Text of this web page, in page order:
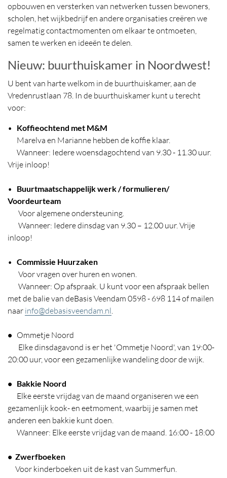
opbouwen en versterken van netwerken tussen bewoners,
scholen, het wijkbedrijf en andere organisaties creëren we
regelmatig contactmomenten om elkaar te ontmoeten,
samen te werken en ideeën te delen.
Nieuw: buurthuiskamer in Noordwest!
U bent van harte welkom in de buurthuiskamer, aan de
Vredenrustlaan 78. In de buurthuiskamer kunt u terecht
voor:
• Koffieochtend met M&M
Marelva en Marianne hebben de koffie klaar.
Wanneer: Iedere woensdagochtend van 9.30 - 11.30 uur.
Vrije inloop!
•
Buurtmaatschappelijk werk / formulieren/
Voordeurteam
Voor algemene ondersteuning.
Wanneer: Iedere dinsdag van 9.30 – 12.00 uur. Vrije
inloop!
• Commissie Huurzaken
Voor vragen over huren en wonen.
Wanneer: Op afspraak. U kunt voor een afspraak bellen
met de balie van deBasis Veendam 0598 - 698 114 of mailen
naar info@debasisveendam.nl
• Ommetje Noord
Elke dinsdagavond is er het 'Ommetje Noord', van 19:00-
20:00 uur, voor een gezamenlijke wandeling door de wijk.
• Bakkie Noord
Elke eerste vrijdag van de maand organiseren we een
gezamenlijk kook- en eetmoment, waarbij je samen met
anderen een bakkie kunt doen.
Wanneer: Elke eerste vrijdag van de maand. 16:00 - 18:00
• Zwerfboeken
Voor kinderboeken uit de kast van Summerfun.